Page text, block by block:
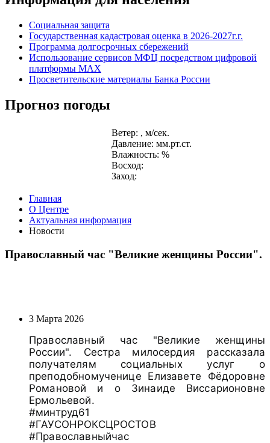
Социальная защита
Государственная кадастровая оценка в 2026-2027г.г.
Программа долгосрочных сбережений
Использование сервисов МФЦ посредством цифровой
платформы MAX
Просветительские материалы Банка России
Прогноз погоды
Ветер: , м/сек.
Давление: мм.рт.ст.
Влажность: %
Восход:
Заход:
Главная
О Центре
Актуальная информация
Новости
Православный час "Великие женщины России".
3 Марта 2026
Православный час "Великие женщины
России". Сестра милосердия рассказала
получателям социальных услуг о
преподобномученице Елизавете Фёдоровне
Романовой и о Зинаиде Виссарионовне
Ермольевой.
#минтруд61
#ГАУСОНРОКСЦРОСТОВ
#Православныйчас